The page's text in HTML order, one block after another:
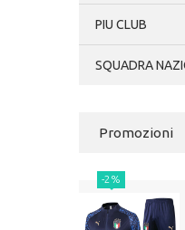
PIU CLUB
SQUADRA
Promozioni
-2%